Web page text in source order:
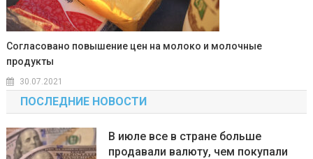
Согласовано повышение цен на молоко и молочные
продукты
30.07.2021
ПОСЛЕДНИЕ НОВОСТИ
В июле все в стране больше
продавали валюту, чем покупали